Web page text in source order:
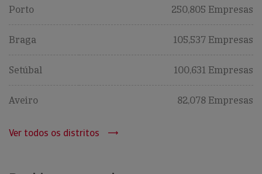
Porto 250,805 Empresas
Braga 105,537 Empresas
Setúbal 100,631 Empresas
Aveiro 82,078 Empresas
Ver todos os distritos